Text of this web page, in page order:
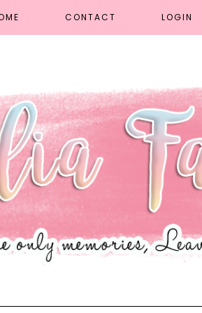
CONTACT LOGIN